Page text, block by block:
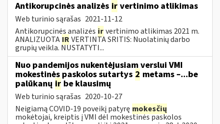
Antikorupcinės analizės ir vertinimo atlikimas
Web turinio sąrašas 2021-11-12
Antikorupcinės analizės irvertinimo atlikimas 2021 m.
ANALIZUOTA IRVERTINTA SRITIS: Nuolatinių darbo
grupių veikla. NUSTATYTI...
Nuo pandemijos nukentėjusiam verslui VMI
mokestinės paskolos sutartys 2 metams –...be
palūkanų ir be klausimų
Web turinio sąrašas 2020-10-27
Neigiamą COVID-19 poveikį patyrę mokesčių
mokėtojai, kreiptis į VMI dėl mokestinės paskolos